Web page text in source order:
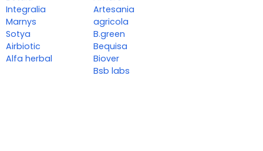
Integralia
Marnys
Sotya
Airbiotic
Alfa herbal
Artesania
agricola
B.green
Bequisa
Biover
Bsb labs